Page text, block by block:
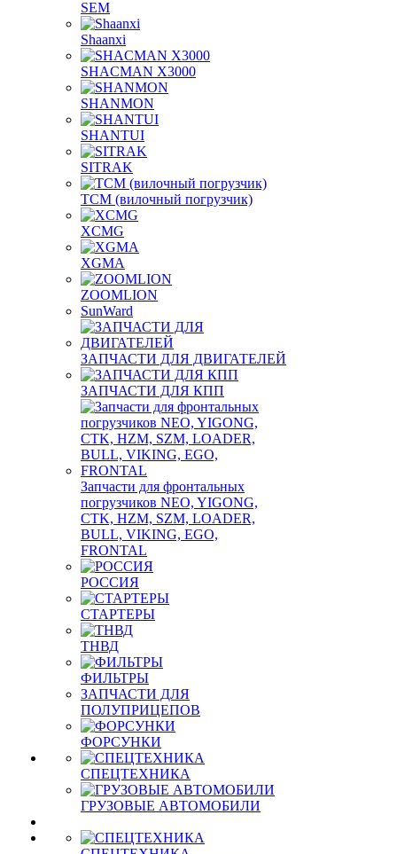
SEM
Shaanxi
SHACMAN X3000
SHANMON
SHANTUI
SITRAK
TCM (вилочный погрузчик)
XCMG
XGMA
ZOOMLION
SunWard
ЗАПЧАСТИ ДЛЯ ДВИГАТЕЛЕЙ
ЗАПЧАСТИ ДЛЯ КПП
Запчасти для фронтальных
погрузчиков NEO, YIGONG,
CTK, HZM, SZM, LOADER,
BULL, VIKING, EGO,
FRONTAL
РОССИЯ
СТАРТЕРЫ
ТНВД
ФИЛЬТРЫ
ЗАПЧАСТИ ДЛЯ
ПОЛУПРИЦЕПОВ
ФОРСУНКИ
СПЕЦТЕХНИКА
ГРУЗОВЫЕ АВТОМОБИЛИ